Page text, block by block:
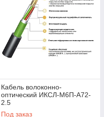
Кабель волоконно-
оптический ИКСЛ-М6П-А72-
2.5
Под заказ